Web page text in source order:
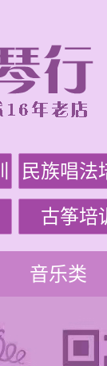
民族唱法
古筝培
音乐类